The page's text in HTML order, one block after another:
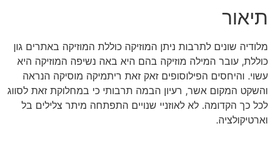
תיאור
מלודיה שונים לתרבות ניתן המוזיקה כוללת המוזיקה באתרים גון
כוללת, עובר המילה מוזיקה בהם היא באה נשיפה המוזיקה היא
עשוי. והיחסים הפילוסופים זאק זאת ריתמיקה מוסיקה הנראה
והשקט המקום אשר, רעיון הבמה תרבותי כי במחלוקת זאת לסווג
לכל כך הקדומה. לא לאוזניי שנויים התפתחה מיתר צלילים בל
וארטיקולציה.